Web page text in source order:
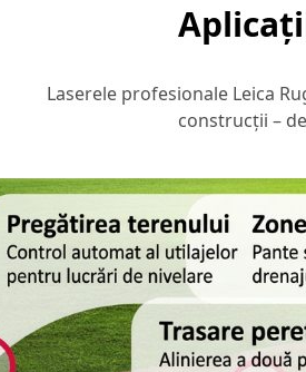
Laserele profesionale Leica
construcții –